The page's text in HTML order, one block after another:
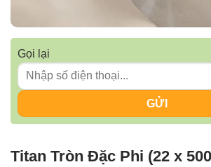
Gọi lại
Titan Tròn Đặc Phi (22 x